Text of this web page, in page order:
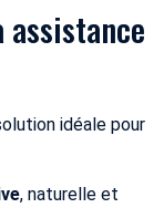
assistance
idéale pour
, naturelle et